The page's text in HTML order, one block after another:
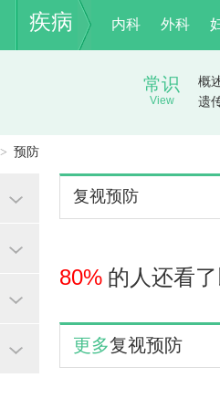
疾病 内科 外科
常识
View
概
遗
> 预防
复视预防
80% 的人还看
更多复视预防